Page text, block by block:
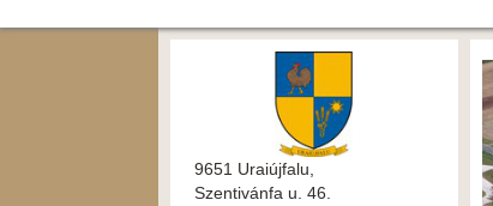
9651 Uraiújfalu,
Szentivánfa u. 46.